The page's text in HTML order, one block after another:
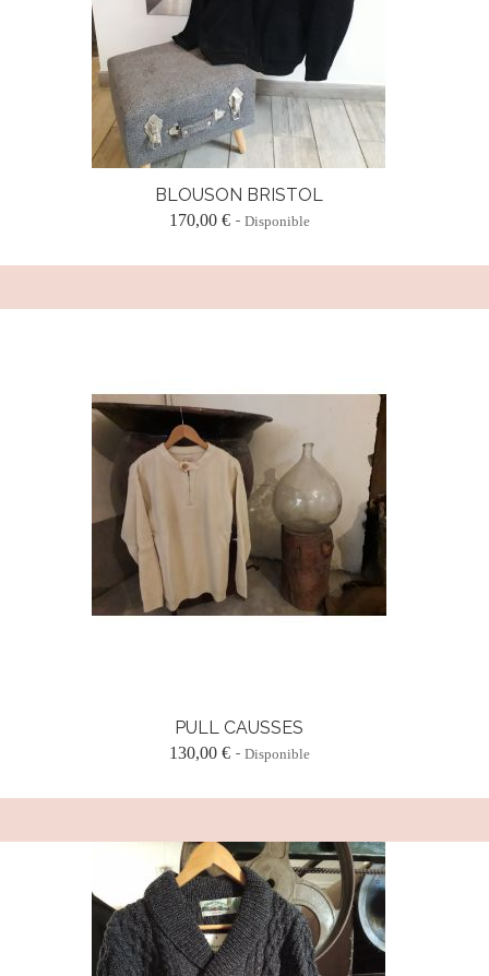
BLOUSON BRISTOL
170,00 € Disponible
PULL CAUSSES
130,00 € Disponible